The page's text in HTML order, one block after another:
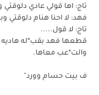
تاج: اها قولي عادي
فهد: لا احنا هنام دلوقتي
تاج: لا قول.....
قطعها فهد بقب*له
والت*عب معاها.
ف بيت حسام وورد"